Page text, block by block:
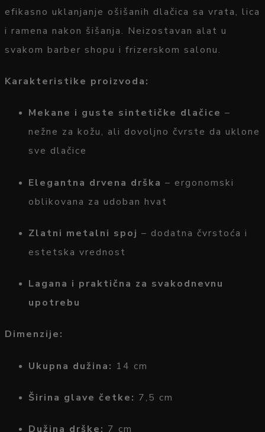
efikasno uklanjanje ošišanih dlačica sa vrata, lica
i ramena nakon šišanja. Neizostavan alat u
svakom barber shopu i frizerskom salonu.
Karakteristike proizvoda:
Mekane i guste sintetičke dlačice –
nežne za kožu, ali dovoljno čvrste da uklone
sve dlačice
Elegantna drvena drška – ergonomski
oblikovana za udoban hvat
Zlatni metalni spoj – dodatna čvrstoća i
estetska vrednost
Lagana i praktična za svakodnevnu
upotrebu
Dimenzije:
Ukupna dužina: 14 cm
Širina glave četke: 7,5 cm
Dužina drške: 7 cm